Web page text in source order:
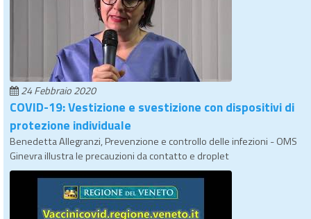
24 Febbraio 2020
COVID-19: Vestizione e svestizione con dispositivi di
protezione individuale
Benedetta Allegranzi, Prevenzione e controllo delle infezioni - OMS
Ginevra illustra le precauzioni da contatto e droplet